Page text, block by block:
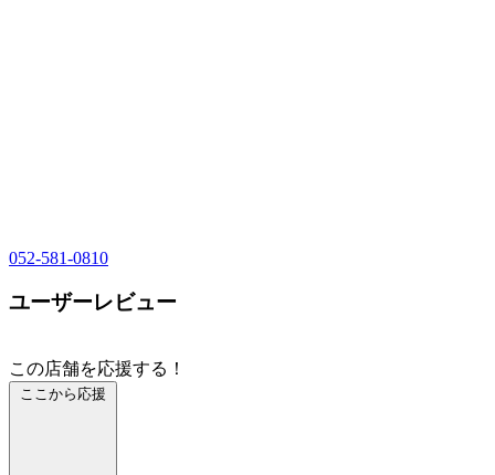
052-581-0810
ユーザーレビュー
この店舗を応援する！
ここから応援